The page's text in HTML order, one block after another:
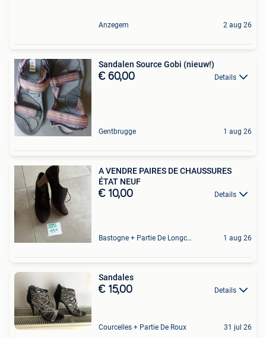
Anzegem 2 aug 26
Sandalen Source Gobi (nieuw!)
€ 60,00 Details
Gentbrugge 1 aug 26
A VENDRE PAIRES DE CHAUSSURES
ÉTAT NEUF
€ 10,00 Details
Bastogne + Partie De Longchamps Et Sibret 1 aug 26
Sandales
€ 15,00 Details
Courcelles + Partie De Roux 31 jul 26